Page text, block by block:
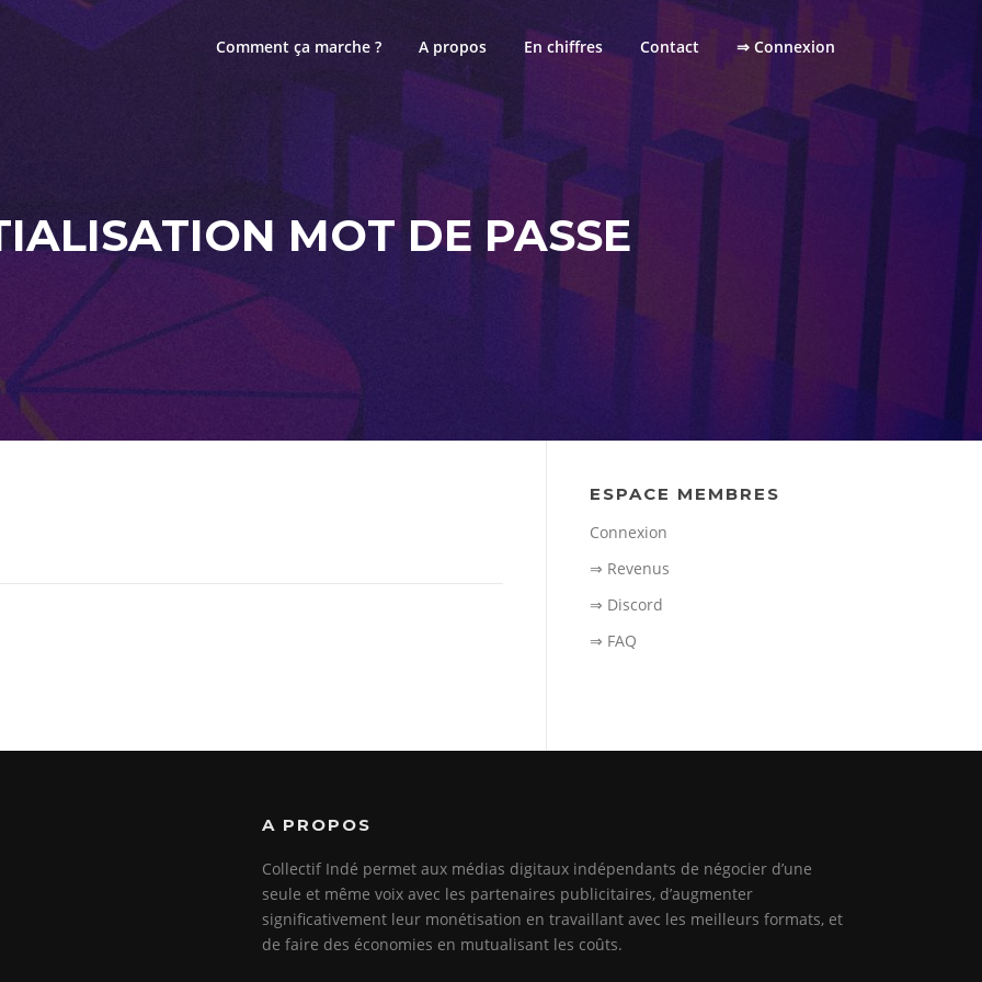
Comment ça marche ? A propos En chiffres Contact ⇒ Connexion
MOT DE PASSE
ESPACE MEMBRES
Connexion
⇒ Revenus
⇒ Discord
⇒ FAQ
A PROPOS
Collectif Indé permet aux médias digitaux indépendants de négocier d’une
seule et même voix avec les partenaires publicitaires, d’augmenter
significativement leur monétisation en travaillant avec les meilleurs formats, et
de faire des économies en mutualisant les coûts.